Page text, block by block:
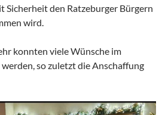
Sicherheit den Ratzeburger Bürgern
wird.
konnten viele Wünsche im
so zuletzt die Anschaffung